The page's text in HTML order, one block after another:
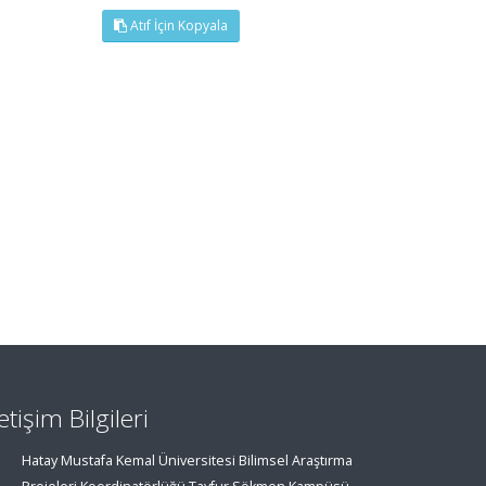
Atıf İçin Kopyala
Bilgileri
Hatay Mustafa Kemal Üniversitesi Bilimsel Araştırma